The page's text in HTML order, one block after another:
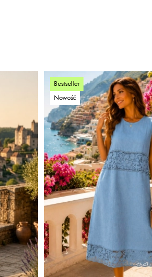
Bestseller
Nowość